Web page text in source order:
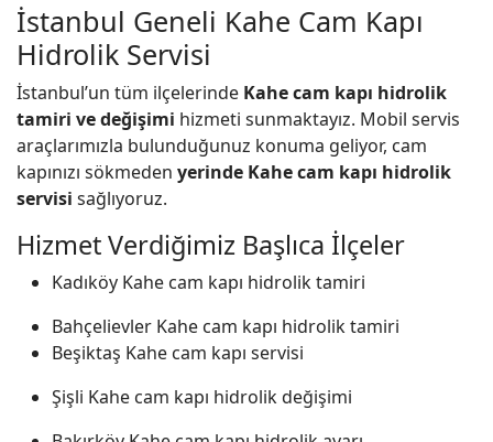
İstanbul Geneli Kahe Cam Kapı
Hidrolik Servisi
İstanbul’un tüm ilçelerinde Kahe cam kapı hidrolik
tamiri ve değişimi hizmeti sunmaktayız. Mobil servis
araçlarımızla bulunduğunuz konuma geliyor, cam
kapınızı sökmeden yerinde Kahe cam kapı hidrolik
servisi sağlıyoruz.
Hizmet Verdiğimiz Başlıca İlçeler
Kadıköy Kahe cam kapı hidrolik tamiri
Bahçelievler Kahe cam kapı hidrolik tamiri
Beşiktaş Kahe cam kapı servisi
Şişli Kahe cam kapı hidrolik değişimi